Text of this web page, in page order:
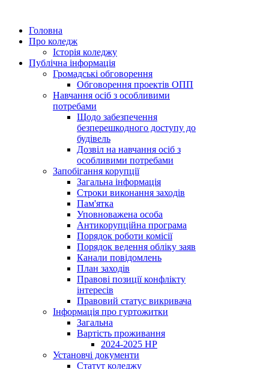
Головна
Про коледж
Історія коледжу
Публічна інформація
Громадські обговорення
Обговорення проектів ОПП
Навчання осіб з особливими
потребами
Щодо забезпечення
безперешкодного доступу до
будівель
Дозвіл на навчання осіб з
особливими потребами
Запобігання корупції
Загальна інформація
Строки виконання заходів
Пам'ятка
Уповноважена особа
Антикорупційна програма
Порядок роботи комісії
Порядок ведення обліку заяв
Канали повідомлень
План заходів
Правові позиції конфлікту
інтересів
Правовий статус викривача
Інформація про гуртожитки
Загальна
Вартість проживання
2024-2025 НР
Установчі документи
Статут коледжу